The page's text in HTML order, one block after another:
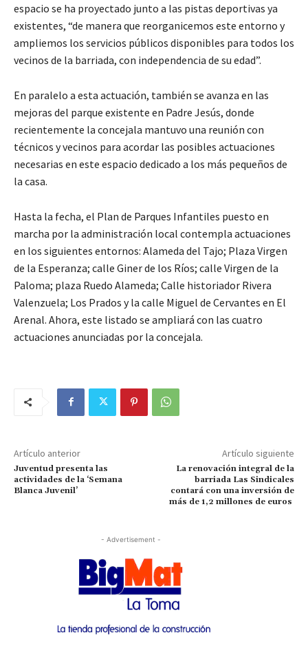
espacio se ha proyectado junto a las pistas deportivas ya
existentes, “de manera que reorganicemos este entorno y
ampliemos los servicios públicos disponibles para todos los
vecinos de la barriada, con independencia de su edad”.
En paralelo a esta actuación, también se avanza en las
mejoras del parque existente en Padre Jesús, donde
recientemente la concejala mantuvo una reunión con
técnicos y vecinos para acordar las posibles actuaciones
necesarias en este espacio dedicado a los más pequeños de
la casa.
Hasta la fecha, el Plan de Parques Infantiles puesto en
marcha por la administración local contempla actuaciones
en los siguientes entornos: Alameda del Tajo; Plaza Virgen
de la Esperanza; calle Giner de los Ríos; calle Virgen de la
Paloma; plaza Ruedo Alameda; Calle historiador Rivera
Valenzuela; Los Prados y la calle Miguel de Cervantes en El
Arenal. Ahora, este listado se ampliará con las cuatro
actuaciones anunciadas por la concejala.
Artículo anterior
Juventud presenta las
actividades de la ‘Semana
Blanca Juvenil’
Artículo siguiente
La renovación integral de la
barriada Las Sindicales
contará con una inversión de
más de 1,2 millones de euros
- Advertisement -